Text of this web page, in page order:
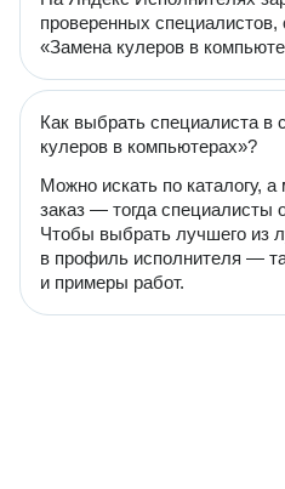
проверенных
«Замена кулеров в
Как выбрать специалиста в
кулеров в компьютерах»?
Можно искать по каталогу,
заказ — тогда специалисты
Чтобы выбрать лучшего из
в профиль исполнителя —
и примеры работ.